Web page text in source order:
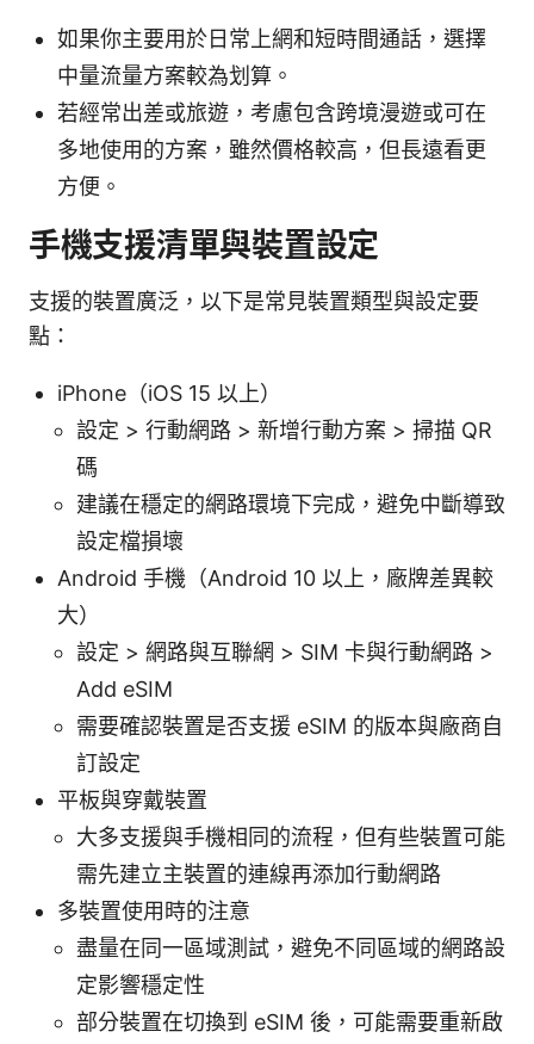
如果你主要用於日常上網和短時間通話，選擇
中量流量方案較為划算。
若經常出差或旅遊，考慮包含跨境漫遊或可在
多地使用的方案，雖然價格較高，但長遠看更
方便。
手機支援清單與裝置設定
支援的裝置廣泛，以下是常見裝置類型與設定要
點：
iPhone（iOS 15 以上）
設定 > 行動網路 > 新增行動方案 > 掃描 QR
碼
建議在穩定的網路環境下完成，避免中斷導致
設定檔損壞
Android 手機（Android 10 以上，廠牌差異較
大）
設定 > 網路與互聯網 > SIM 卡與行動網路 >
Add eSIM
需要確認裝置是否支援 eSIM 的版本與廠商自
訂設定
平板與穿戴裝置
大多支援與手機相同的流程，但有些裝置可能
需先建立主裝置的連線再添加行動網路
多裝置使用時的注意
盡量在同一區域測試，避免不同區域的網路設
定影響穩定性
部分裝置在切換到 eSIM 後，可能需要重新啟